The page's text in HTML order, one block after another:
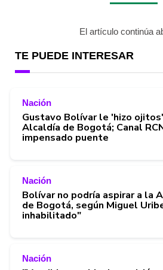
El artículo continúa
TE PUEDE INTERESAR
Nación
Gustavo Bolívar le 'hizo
Alcaldía de Bogotá; Canal
impensado puente
Nación
Bolívar no podría aspirar a la
de Bogotá, según Miguel
inhabilitado"
Nación